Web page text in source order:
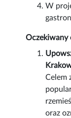
W
Oczekiwany
Celem
oraz